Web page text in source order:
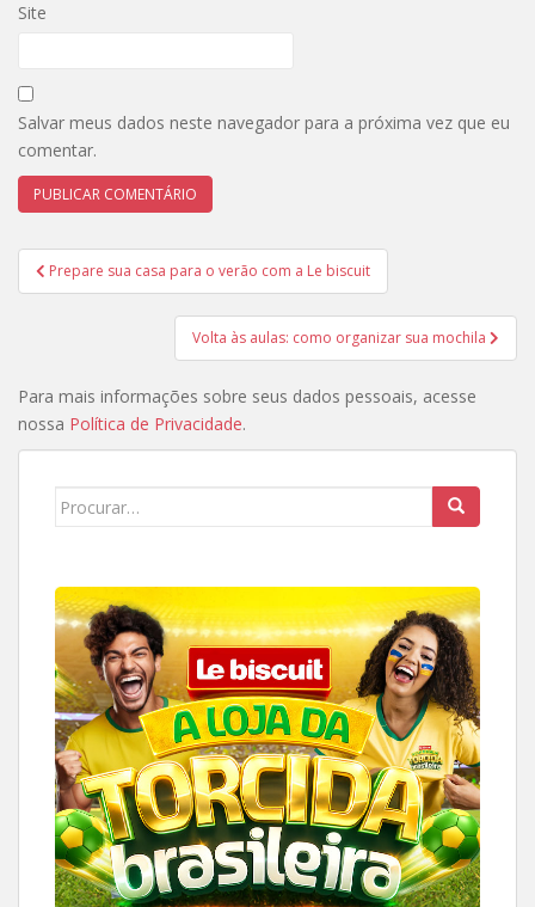
Site
Salvar meus dados neste navegador para a próxima vez que eu
comentar.
Navegação
de
Prepare sua casa para o verão com a Le biscuit
Volta às aulas: como organizar sua mochila
Para mais informações sobre seus dados pessoais, acesse
nossa Política de Privacidade.
Search